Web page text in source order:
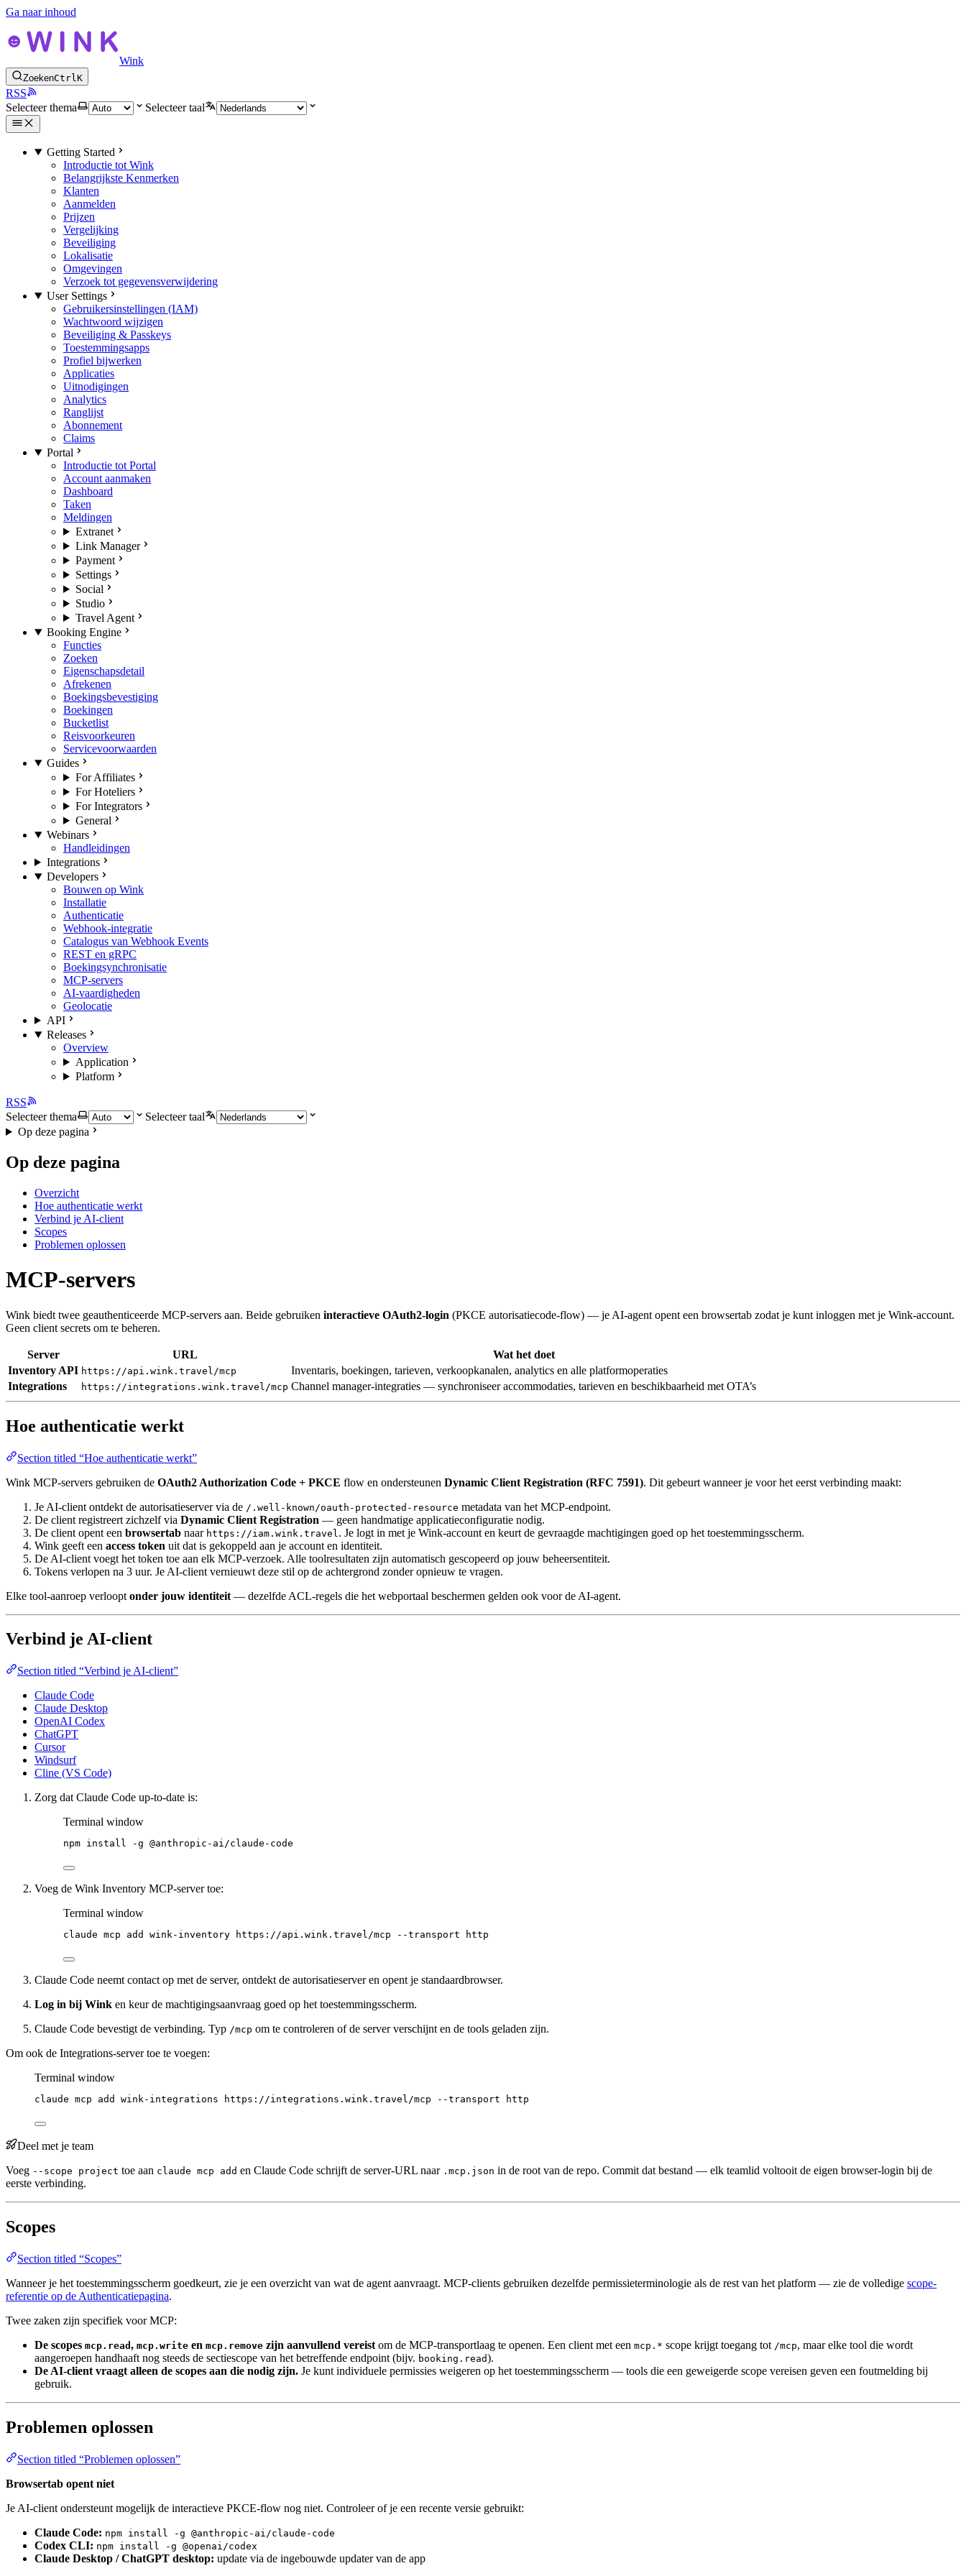
Ga naar inhoud
Wink
ZoekenCtrlK
RSS
Selecteer thema
Selecteer taal
Getting Started
Introductie tot Wink
Belangrijkste Kenmerken
Klanten
Aanmelden
Prijzen
Vergelijking
Beveiliging
Lokalisatie
Omgevingen
Verzoek tot gegevensverwijdering
User Settings
Gebruikersinstellingen (IAM)
Wachtwoord wijzigen
Beveiliging & Passkeys
Toestemmingsapps
Profiel bijwerken
Applicaties
Uitnodigingen
Analytics
Ranglijst
Abonnement
Claims
Portal
Introductie tot Portal
Account aanmaken
Dashboard
Taken
Meldingen
Extranet
Link Manager
Payment
Settings
Social
Studio
Travel Agent
Booking Engine
Functies
Zoeken
Eigenschapsdetail
Afrekenen
Boekingsbevestiging
Boekingen
Bucketlist
Reisvoorkeuren
Servicevoorwaarden
Guides
For Affiliates
For Hoteliers
For Integrators
General
Webinars
Handleidingen
Integrations
Developers
Bouwen op Wink
Installatie
Authenticatie
Webhook-integratie
Catalogus van Webhook Events
REST en gRPC
Boekingsynchronisatie
MCP-servers
AI-vaardigheden
Geolocatie
API
Releases
Overview
Application
Platform
RSS
Selecteer thema
Selecteer taal
Op deze pagina
Op deze pagina
Overzicht
Hoe authenticatie werkt
Verbind je AI-client
Scopes
Problemen oplossen
MCP-servers
Wink biedt twee geauthenticeerde MCP-servers aan. Beide gebruiken interactieve OAuth2-login (PKCE autorisatiecode-flow) — je AI-agent opent een browsertab zodat je kunt inloggen met je Wink-account.
Geen client secrets om te beheren.
Server URL
Wat het doet
Inventory API https://api.wink.travel/mcp
Inventaris, boekingen, tarieven, verkoopkanalen, analytics en alle platformoperaties
Integrations
https://integrations.wink.travel/mcp Channel manager-integraties — synchroniseer accommodaties, tarieven en beschikbaarheid met OTA’s
Hoe authenticatie werkt
Section titled “Hoe authenticatie werkt”
Wink MCP-servers gebruiken de OAuth2 Authorization Code + PKCE flow en ondersteunen Dynamic Client Registration (RFC 7591). Dit gebeurt wanneer je voor het eerst verbinding maakt:
Je AI-client ontdekt de autorisatieserver via de /.well-known/oauth-protected-resource metadata van het MCP-endpoint.
De client registreert zichzelf via Dynamic Client Registration — geen handmatige applicatieconfiguratie nodig.
De client opent een browsertab naar https://iam.wink.travel . Je logt in met je Wink-account en keurt de gevraagde machtigingen goed op het toestemmingsscherm.
Wink geeft een access token uit dat is gekoppeld aan je account en identiteit.
De AI-client voegt het token toe aan elk MCP-verzoek. Alle toolresultaten zijn automatisch gescopeerd op jouw beheersentiteit.
Tokens verlopen na 3 uur. Je AI-client vernieuwt deze stil op de achtergrond zonder opnieuw te vragen.
Elke tool-aanroep verloopt onder jouw identiteit — dezelfde ACL-regels die het webportaal beschermen gelden ook voor de AI-agent.
Verbind je AI-client
Section titled “Verbind je AI-client”
Claude Code
Claude Desktop
OpenAI Codex
ChatGPT
Cursor
Windsurf
Cline (VS Code)
Zorg dat Claude Code up-to-date is:
Terminal window
npm install -g @anthropic-ai/claude-code
Voeg de Wink Inventory MCP-server toe:
Terminal window
claude mcp add wink-inventory https://api.wink.travel/mcp --transport http
Claude Code neemt contact op met de server, ontdekt de autorisatieserver en opent je standaardbrowser.
Log in bij Wink en keur de machtigingsaanvraag goed op het toestemmingsscherm.
Claude Code bevestigt de verbinding. Typ /mcp om te controleren of de server verschijnt en de tools geladen zijn.
Om ook de Integrations-server toe te voegen:
Terminal window
claude mcp add wink-integrations https://integrations.wink.travel/mcp --transport http
Deel met je team
Voeg --scope project toe aan claude mcp add en Claude Code schrijft de server-URL naar .mcp.json in de root van de repo. Commit dat bestand — elk teamlid voltooit de eigen browser-login bij de
eerste verbinding.
Scopes
Section titled “Scopes”
Wanneer je het toestemmingsscherm goedkeurt, zie je een overzicht van wat de agent aanvraagt. MCP-clients gebruiken dezelfde permissieterminologie als de rest van het platform — zie de volledige scope-
referentie op de Authenticatiepagina.
Twee zaken zijn specifiek voor MCP:
De scopes mcp.read , mcp.write en mcp.remove zijn aanvullend vereist om de MCP-transportlaag te openen. Een client met een mcp.* scope krijgt toegang tot /mcp, maar elke tool die wordt
aangeroepen handhaaft nog steeds de sectiescope van het betreffende endpoint (bijv. booking.read).
De AI-client vraagt alleen de scopes aan die nodig zijn. Je kunt individuele permissies weigeren op het toestemmingsscherm — tools die een geweigerde scope vereisen geven een foutmelding bij
gebruik.
Problemen oplossen
Section titled “Problemen oplossen”
Browsertab opent niet
Je AI-client ondersteunt mogelijk de interactieve PKCE-flow nog niet. Controleer of je een recente versie gebruikt:
Claude Code: npm install -g @anthropic-ai/claude-code
Codex CLI: npm install -g @openai/codex
Claude Desktop / ChatGPT desktop: update via de ingebouwde updater van de app